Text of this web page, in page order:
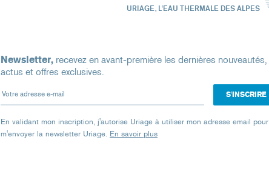
URIAGE, L'EAU THERMALE DES ALPES
Newsletter, recevez en avant-première les dernières nouveautés,
actus et offres exclusives.
Votre adresse e-mail
En validant mon inscription, j'autorise Uriage à utiliser mon adresse email pour
m'envoyer la newsletter Uriage. En savoir plus